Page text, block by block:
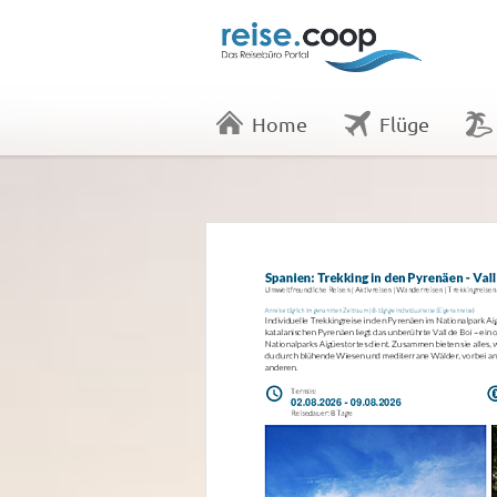
Home Flüge